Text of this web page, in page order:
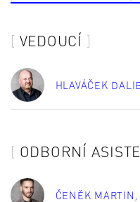
VEDOUCÍ
HLAVÁČEK
ODBORNÍ
ČENĚK MARTIN